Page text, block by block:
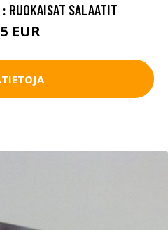
RUOKAISAT SALAATIT
EUR